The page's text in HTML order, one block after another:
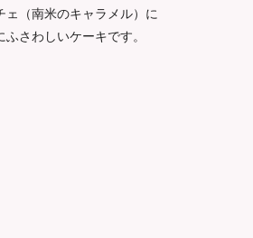
（南米のキャラメル）に
さわしいケーキです。